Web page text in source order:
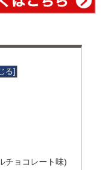
チョコレート味)